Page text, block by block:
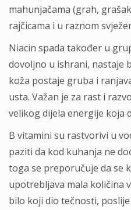
mahunjačama (grah,
rajčicama i u raznom
Niacin spada također u
dovoljno u ishrani, nastaje
koža postaje gruba i
usta. Važan je za rast i
velikog dijela energije koja
B vitamini su rastvorivi u
paziti da kod kuhanja ne
toga se preporučuje da se
upotrebljava mala količina
bilo koji dio tečnosti,